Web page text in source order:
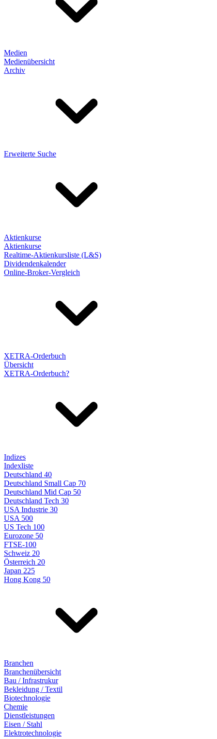
Medien
Medienübersicht
Archiv
Erweiterte Suche
Aktienkurse
Aktienkurse
Realtime-Aktienkursliste (L&S)
Dividendenkalender
Online-Broker-Vergleich
XETRA-Orderbuch
Übersicht
XETRA-Orderbuch?
Indizes
Indexliste
Deutschland 40
Deutschland Small Cap 70
Deutschland Mid Cap 50
Deutschland Tech 30
USA Industrie 30
USA 500
US Tech 100
Eurozone 50
FTSE-100
Schweiz 20
Österreich 20
Japan 225
Hong Kong 50
Branchen
Branchenübersicht
Bau / Infrastrukur
Bekleidung / Textil
Biotechnologie
Chemie
Dienstleistungen
Eisen / Stahl
Elektrotechnologie